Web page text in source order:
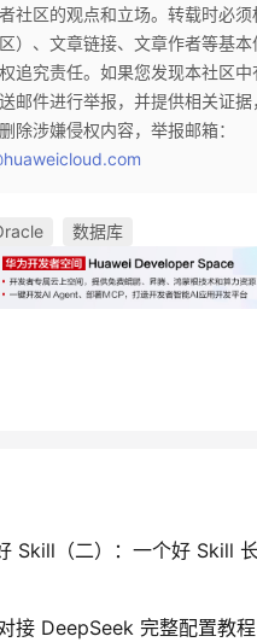
社区的观点和立场。转载时必
区）、文章链接、文章作者等基
追究责任。如果您发现本社区
邮件进行举报，并提供相关证
除涉嫌侵权内容，举报邮箱：
数据库
Skill（二）：一个好 Skill
接 DeepSeek 完整配置教